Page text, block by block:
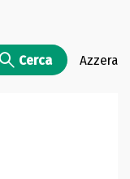
Cerca Azzera